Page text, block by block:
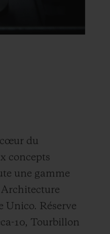
cœur du
concepts
une gamme
Architecture
Unico. Réserve
10, Tourbillon